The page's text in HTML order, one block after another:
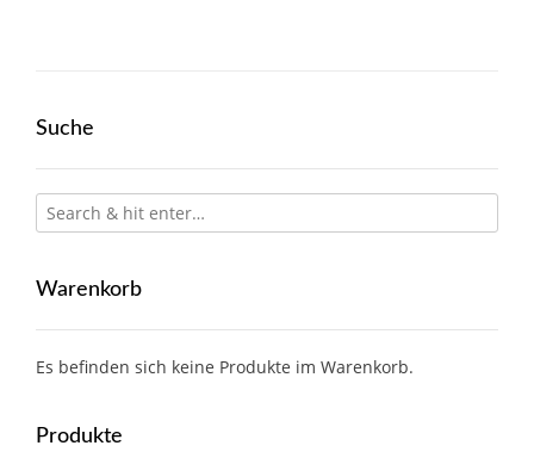
Suche
Warenkorb
Es befinden sich keine Produkte im Warenkorb.
Produkte